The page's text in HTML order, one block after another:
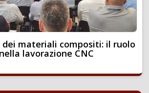
dei materiali compositi: il ruolo
lavorazione CNC